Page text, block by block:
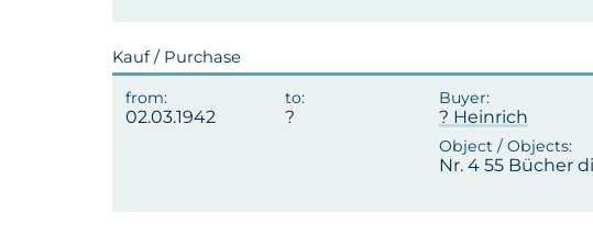
Kauf / Purchase
02.03.1942 ? Heinrich
Nr. 4 55 Bücher